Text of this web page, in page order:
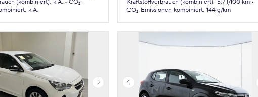
(kombiniert): k.A.
CO₂-
: k.A.
Kraftstoffverbrauch (kombiniert): 5,7 l/100 km
CO₂-Emissionen kombiniert: 144 g/km